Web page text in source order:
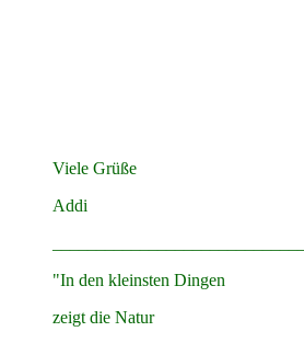
Viele Grüße
Addi
"In den kleinsten Dingen
zeigt die Natur